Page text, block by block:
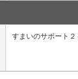
すまいのサポート２